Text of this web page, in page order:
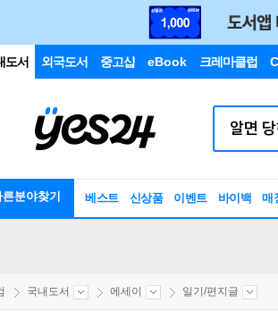
도서 외국도서 중고샵 eBook 크레마클럽
른분야찾기 베스트 신상품 이벤트 바이백 매
국내도서 에세이 일기/편지글